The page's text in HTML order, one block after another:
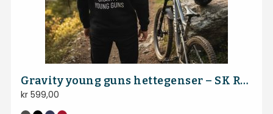
Gravity young guns hettegenser – SK Rye
kr599,00